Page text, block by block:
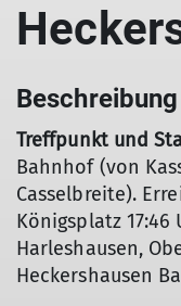
Beschreibung
Treffpunkt und
Bahnhof (von
Casselbreite).
Königsplatz 17:46
Harleshausen,
Heckershausen